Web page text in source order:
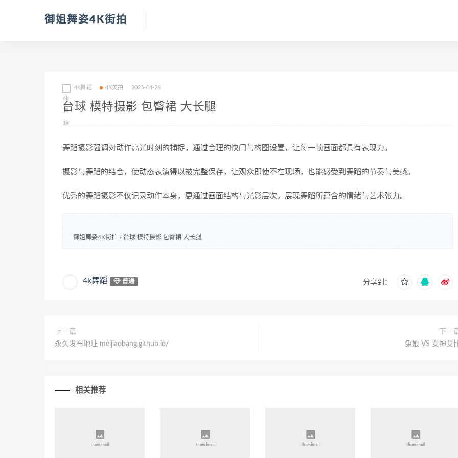
御姐舞姿4K街拍
4k舞蹈 4K美拍 2023-04-26
台球 模特摄影 包臀裙 大长腿
舞蹈摄影强调对动作高光时刻的捕捉，通过合理的快门与构图设置，让每一帧画面都具有表现力。
摄影与舞蹈的结合，使动态表演得以被完整保存，让观众即使不在现场，也能感受到舞蹈的节奏与美感。
优秀的舞蹈摄影不仅记录动作本身，更通过画面结构与光影层次，展现舞蹈所蕴含的情绪与艺术张力。
御姐舞姿4K街拍 » 台球 模特摄影 包臀裙 大长腿
4k舞蹈 普通 分享到：
上一篇
永久发布地址 meijiaobang.github.io/
下一
兔娘 VS 女神艾
相关推荐